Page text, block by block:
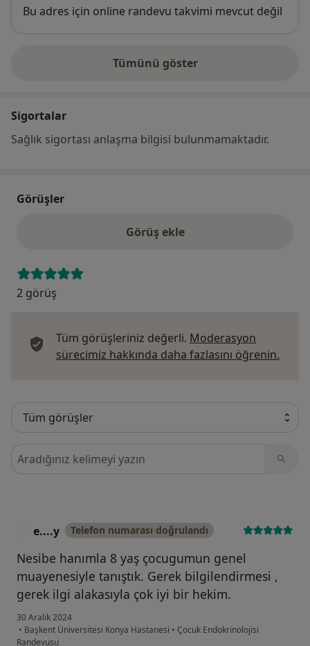
Uygunluk
Bu adres için online randevu takvimi mevcut değil
Tümünü göster
adres hakkında
Sigortalar
Sağlık sigortası anlaşma bilgisi bulunmamaktadır.
Görüşler
Görüş ekle
2 görüş
Tüm görüşleriniz değerli. Moderasyon
sürecimiz hakkında daha fazlasını öğrenin.
Görüşler içerisinde ara
e....y Telefon numarası doğrulandı
Nesibe hanımla 8 yaş çocugumun genel
muayenesiyle tanıştık. Gerek bilgilendirmesi ,
gerek ilgi alakasıyla çok iyi bir hekim.
30 Aralık 2024
• Başkent Üniversitesi Konya Hastanesi • Çocuk Endokrinolojisi
Randevusu